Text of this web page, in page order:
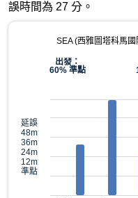
誤時間為 27 分。
SEA (西雅圖塔科馬
出發：
60% 準點
延誤
48m
36m
24m
12m
準點